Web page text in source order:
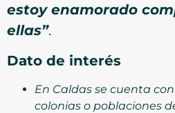
estoy enamorado
ellas”.
Dato de interés
En Caldas se cuenta
colonias o poblaciones